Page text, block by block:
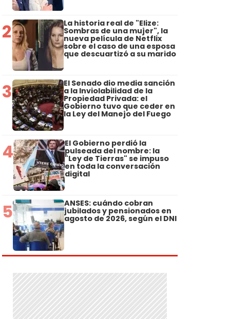
2 La historia real de "Elize:
Sombras de una mujer", la
nueva película de Netflix
sobre el caso de una esposa
que descuartizó a su marido
3 El Senado dio media sanción
a la Inviolabilidad de la
Propiedad Privada: el
Gobierno tuvo que ceder en
la Ley del Manejo del Fuego
4 El Gobierno perdió la
pulseada del nombre: la
"Ley de Tierras" se impuso
en toda la conversación
digital
5 ANSES: cuándo cobran
jubilados y pensionados en
agosto de 2026, según el DNI